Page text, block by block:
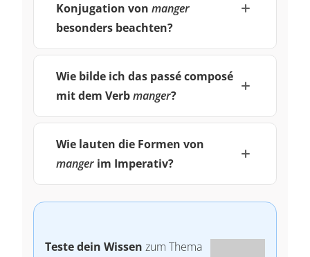
Konjugation von manger
besonders beachten?
Wie bilde ich das passé composé
mit dem Verbmanger?
Wie lauten die Formen von
manger im Imperativ?
Teste dein Wissen zum Thema